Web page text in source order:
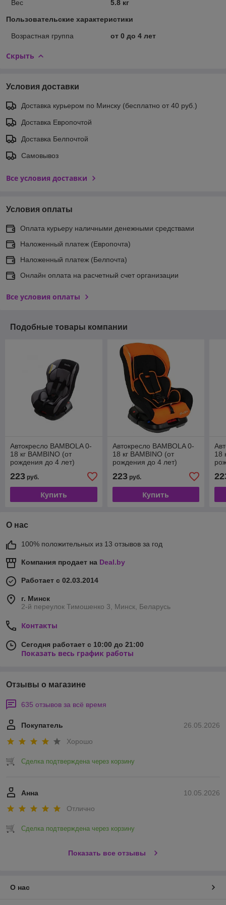
Вес 5.8 кг
Пользовательские характеристики
Возрастная группа от 0 до 4 лет
Скрыть
Условия доставки
Доставка курьером по Минску (бесплатно от 40 руб.)
Доставка Европочтой
Доставка Белпочтой
Самовывоз
Все условия доставки
Условия оплаты
Оплата курьеру наличными денежными средствами
Наложенный платеж (Европочта)
Наложенный платеж (Белпочта)
Онлайн оплата на расчетный счет организации
Все условия оплаты
Подобные товары компании
Автокресло BAMBOLA 0-
18 кг BAMBINO (от
рождения до 4 лет)
223 руб.
Купить
Автокресло BAMBOLA 0-
18 кг BAMBINO (от
рождения до 4 лет)
223руб.
Купить
18
О нас
100% положительных из 13 отзывов за год
Компания продает на Deal.by
Работает с 02.03.2014
г. Минск
2-й переулок Тимошенко 3, Минск, Беларусь
Контакты
Сегодня работает с 10:00 до 21:00
Показать весь график работы
Отзывы о магазине
635 отзывов за всё время
26.05.2026
Покупатель
Хорошо
Сделка подтверждена через корзину
10.05.2026
Анна
Отлично
Сделка подтверждена через корзину
Показать все отзывы
О нас